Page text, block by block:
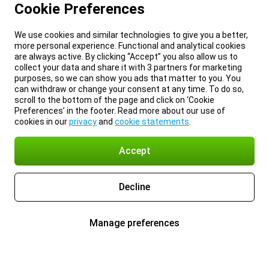
Cookie Preferences
We use cookies and similar technologies to give you a better,
more personal experience. Functional and analytical cookies
are always active. By clicking “Accept” you also allow us to
collect your data and share it with 3 partners for marketing
purposes, so we can show you ads that matter to you. You
can withdraw or change your consent at any time. To do so,
scroll to the bottom of the page and click on ‘Cookie
Preferences’ in the footer. Read more about our use of
cookies in ourprivacyand cookie statements
Accept
Decline
Manage preferences